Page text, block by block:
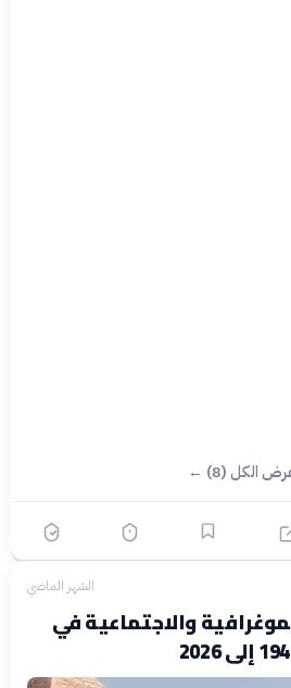
الكل (8) ←
الشهر الماضي
والاجتماعية في